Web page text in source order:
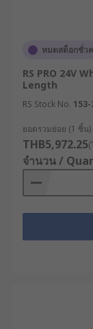
หมดสต็อกชั่ว
RS PRO 24V
Length
RS Stock No.
ยอดรวมย่อย (1 ชิ้น)
THB5,972.25
จำนวน /